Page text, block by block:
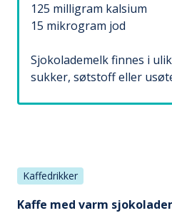
125 milligram kalsium
15 mikrogram jod
Sjokolademelk finnes i
sukker, søtstoff eller
Kaffedrikker
Kaffe med varm